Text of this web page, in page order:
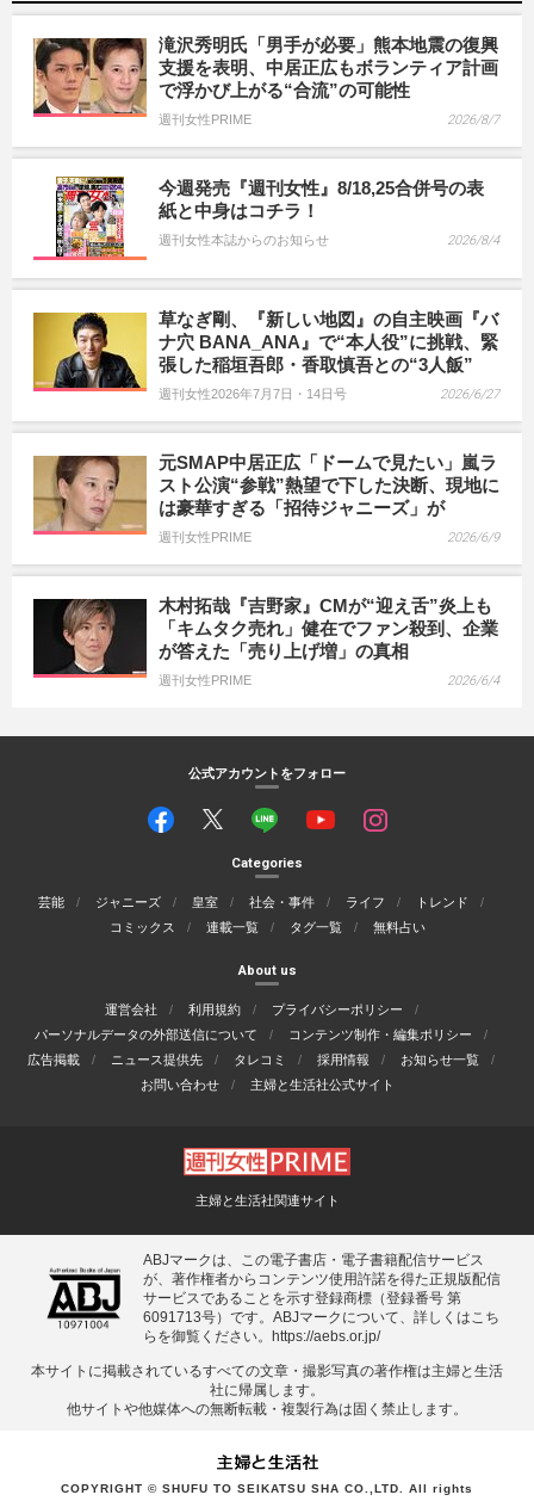
滝沢秀明氏「男手が必要」熊本地震の復興
支援を表明、中居正広もボランティア計画
で浮かび上がる“合流”の可能性
週刊女性PRIME 2026/8/7
今週発売『週刊女性』8/18,25合併号の表
紙と中身はコチラ！
週刊女性本誌からのお知らせ 2026/8/4
草なぎ剛、『新しい地図』の自主映画『バ
ナ穴 BANA_ANA』で“本人役”に挑戦、緊
張した稲垣吾郎・香取慎吾との“3人飯”
週刊女性2026年7月7日・14日号 2026/6/27
元SMAP中居正広「ドームで見たい」嵐ラ
スト公演“参戦”熱望で下した決断、現地に
は豪華すぎる「招待ジャニーズ」が
週刊女性PRIME 2026/6/9
木村拓哉『吉野家』CMが“迎え舌”炎上も
「キムタク売れ」健在でファン殺到、企業
が答えた「売り上げ増」の真相
週刊女性PRIME 2026/6/4
公式アカウントをフォロー
Categories
芸能 ジャニーズ 皇室 社会・事件 ライフ
トレンド
コミックス
連載一覧 タグ一覧 無料占い
About us
運営会社 利用規約
プライバシーポリシー
パーソナルデータの外部送信について
コンテンツ制作・編集ポリシー
広告掲載
ニュース提供先 タレコミ 採用情報
お知らせ一覧
お問い合わせ
主婦と生活社公式サイト
主婦と生活社関連サイト
ABJマークは、この電子書店・電子書籍配信サービス
が、著作権者からコンテンツ使用許諾を得た正規版配信
サービスであることを示す登録商標（登録番号 第
6091713号）です。ABJマークについて、詳しくはこち
らを御覧ください。
https://aebs.or.jp/
本サイトに掲載されているすべての⽂章・撮影写真の著作権は主婦と⽣活
社に帰属します。
他サイトや他媒体への無断転載・複製⾏為は固く禁⽌します。
COPYRIGHT © SHUFU TO SEIKATSU SHA CO.,LTD. All rights